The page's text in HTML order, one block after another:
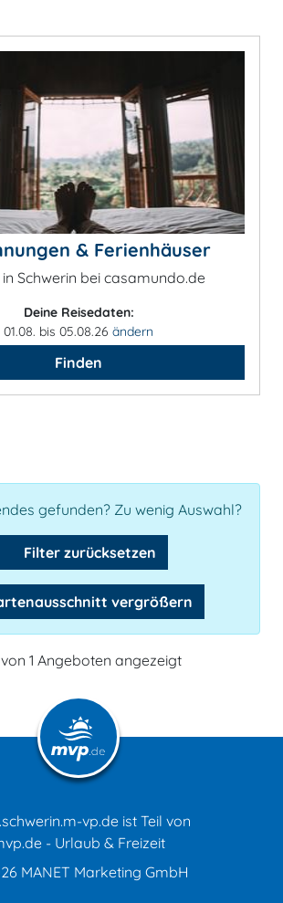
& Ferienhäuser
Schwerin bei casamundo.de
Deine Reisedaten:
01.08. bis 05.08.26 ändern
Finden
gefunden? Zu wenig Auswahl?
Filter zurücksetzen
vergrößern
von 1 Angeboten angezeigt
vp.de ist Teil von
- Urlaub & Freizeit
MANET Marketing GmbH